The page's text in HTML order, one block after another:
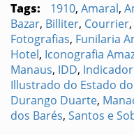
Tags: 1910, Amaral,
Bazar, Billiter, Courrier,
Fotografias, Funilaria
Hotel, Iconografia
Manaus, IDD,
Illustrado do Estado
Durango Duarte,
dos Barés, Santos e